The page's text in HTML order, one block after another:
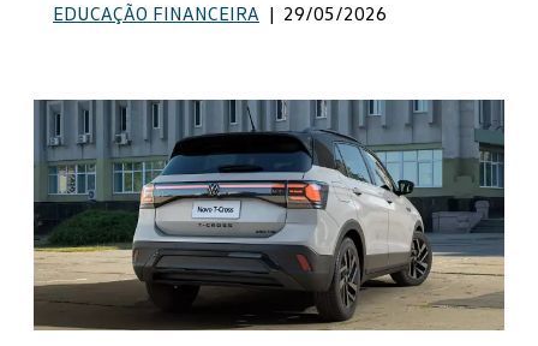
EDUCAÇÃO FINANCEIRA | 29/05/2026